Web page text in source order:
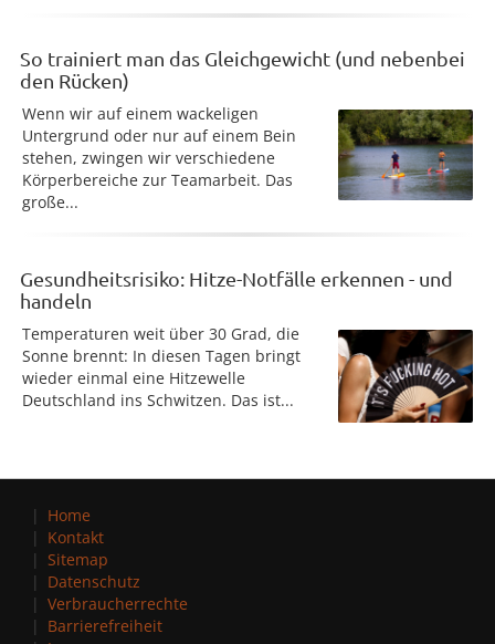
So trainiert man das Gleichgewicht (und nebenbei
den Rücken)
Wenn wir auf einem wackeligen
Untergrund oder nur auf einem Bein
stehen, zwingen wir verschiedene
Körperbereiche zur Teamarbeit. Das
große...
Gesundheitsrisiko: Hitze-Notfälle erkennen - und
handeln
Temperaturen weit über 30 Grad, die
Sonne brennt: In diesen Tagen bringt
wieder einmal eine Hitzewelle
Deutschland ins Schwitzen. Das ist...
Home
Kontakt
Sitemap
Datenschutz
Verbraucherrechte
Barrierefreiheit